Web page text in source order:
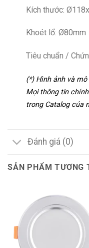
Kích thước:
Khoét lổ: Ø80mm
Tiêu chuẩn /
(*) Hình ảnh và
Mọi thông tin
trong Catalog của
Đánh giá (0)
SẢN PHẨM TƯƠNG